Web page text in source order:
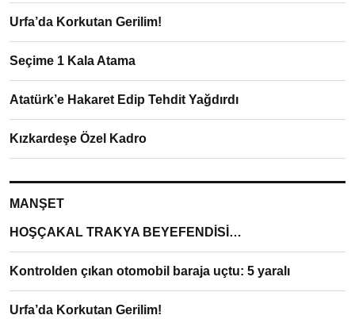
Urfa’da Korkutan Gerilim!
Seçime 1 Kala Atama
Atatürk’e Hakaret Edip Tehdit Yağdırdı
Kızkardeşe Özel Kadro
MANŞET
HOŞÇAKAL TRAKYA BEYEFENDİSİ…
Kontrolden çıkan otomobil baraja uçtu: 5 yaralı
Urfa’da Korkutan Gerilim!